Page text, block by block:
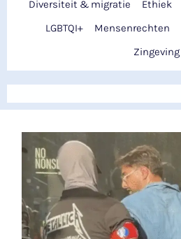
Diversiteit & migratie
Ethiek
LGBTQI+
Mensenrechten
Zingeving